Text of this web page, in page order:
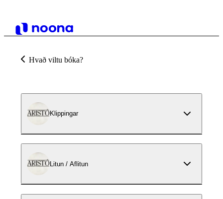
Hvað viltu bóka?
Klippingar
Litun / Aflitun